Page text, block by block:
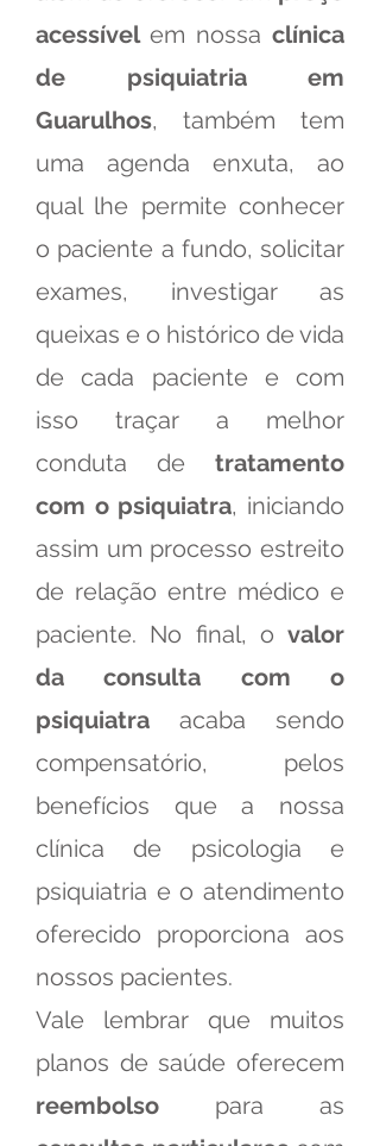
acessível em nossa clínica
de psiquiatria em
Guarulhos, também tem
uma agenda enxuta, ao
qual lhe permite conhecer
o paciente a fundo, solicitar
exames, investigar as
queixas e o histórico de vida
de cada paciente e com
isso traçar a melhor
conduta de tratamento
com o psiquiatra, iniciando
assim um processo estreito
de relação entre médico e
paciente. No final, o valor
da consulta com o
psiquiatra acaba sendo
compensatório, pelos
benefícios que a nossa
clínica de psicologia e
psiquiatria e o atendimento
oferecido proporciona aos
nossos pacientes.
Vale lembrar que muitos
planos de saúde oferecem
reembolso para as